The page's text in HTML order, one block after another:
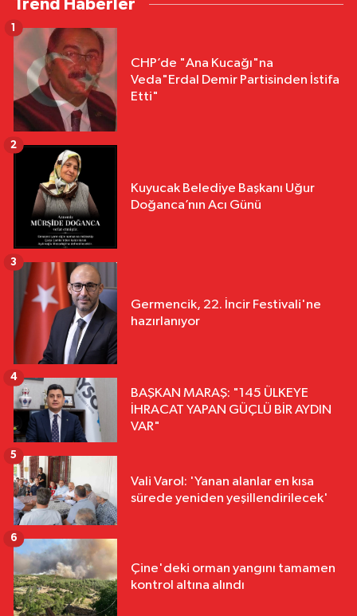
Trend Haberler
CHP’de "Ana Kucağı"na
Veda"Erdal Demir Partisinden İstifa
Etti"
1
Kuyucak Belediye Başkanı Uğur
Doğanca’nın Acı Günü
2
Germencik, 22. İncir Festivali'ne
hazırlanıyor
3
BAŞKAN MARAŞ: "145 ÜLKEYE
İHRACAT YAPAN GÜÇLÜ BİR AYDIN
VAR"
4
Vali Varol: 'Yanan alanlar en kısa
sürede yeniden yeşillendirilecek'
5
Çine'deki orman yangını tamamen
kontrol altına alındı
6